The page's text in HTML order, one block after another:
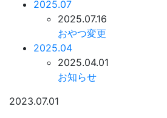
2025.07
2025.07.16
おやつ変更
2025.04
2025.04.01
お知らせ
2023.07.01